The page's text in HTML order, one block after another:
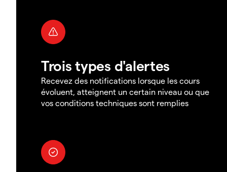
Trois types d'alertes
Recevez des notifications lorsque les cours
évoluent, atteignent un certain niveau ou que
vos conditions techniques sont remplies